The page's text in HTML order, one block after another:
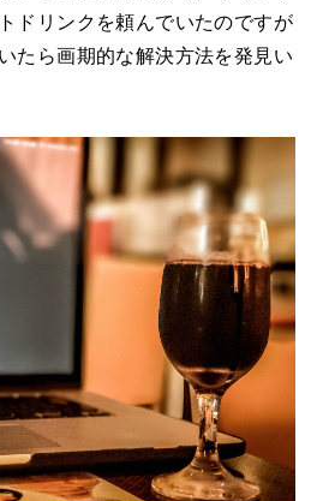
ドリンクを頼んでいたのですが
たら画期的な解決方法を発見い